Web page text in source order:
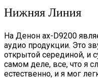
Нижняя Линия
На Денон ах-D9200
аудио продукции. Это
открытой серединой, и
самом деле, все, что я
естественно, и я мог